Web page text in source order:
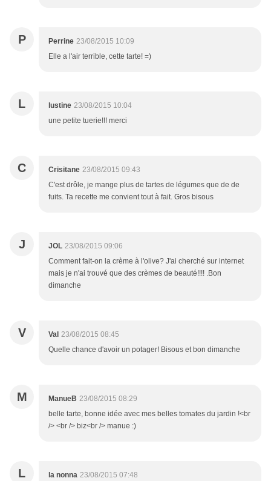
P Perrine 23/08/2015 10:09
Elle a l'air terrible, cette tarte! =)
L lustine 23/08/2015 10:04
une petite tuerie!!! merci
C Crisitane 23/08/2015 09:43
C'est drôle, je mange plus de tartes de légumes que de de
fuits. Ta recette me convient tout à fait. Gros bisous
J JOL 23/08/2015 09:06
Comment fait-on la crème à l'olive? J'ai cherché sur internet
mais je n'ai trouvé que des crèmes de beauté!!!! .Bon
dimanche
V Val 23/08/2015 08:45
Quelle chance d'avoir un potager! Bisous et bon dimanche
M ManueB 23/08/2015 08:29
belle tarte, bonne idée avec mes belles tomates du jardin !<br
/> <br /> biz<br /> manue :)
L la nonna 23/08/2015 07:48